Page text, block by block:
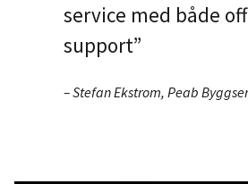
service med både
support”
– Stefan Ekstrom, Peab